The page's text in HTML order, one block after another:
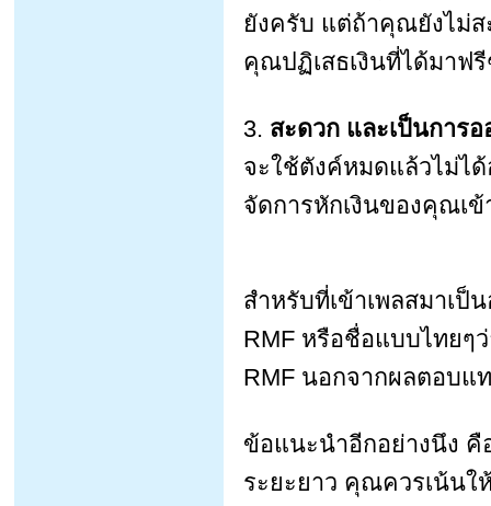
ยังครับ แต่ถ้าคุณยังไม่ส
คุณปฏิเสธเงินที่ได้มาฟ
3. สะดวก และเป็นการ
จะใช้ตังค์หมดแล้วไม่ไ
จัดการหักเงินของคุณเ
สำหรับที่เข้าเพลสมาเป็
RMF หรือชื่อแบบไทยๆ
RMF นอกจากผลตอบแ
ข้อแนะนำอีกอย่างนึง คื
ระยะยาว คุณควรเน้นใ